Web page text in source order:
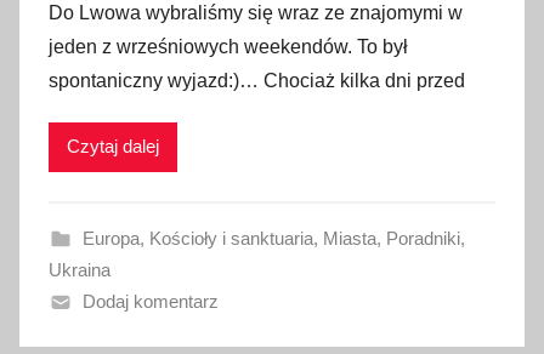
u
b
l
i
a
n
o
Do Lwowa wybraliśmy się wraz ze znajomymi w
jeden z wrześniowych weekendów. To był
spontaniczny wyjazd:)… Chociaż kilka dni przed
Czytaj dalej
Europa, Kościoły i sanktuaria, Miasta, Poradniki,
Ukraina
Dodaj komentarz